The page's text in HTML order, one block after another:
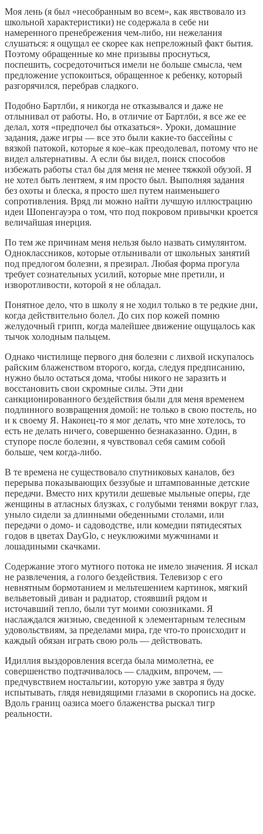
Моя лень (я был «несобранным во всем», как явствовало из
школьной характеристики) не содержала в себе ни
намеренного пренебрежения чем-либо, ни нежелания
слушаться: я ощущал ее скорее как непреложный факт бытия.
Поэтому обращенные ко мне призывы проснуться,
поспешить, сосредоточиться имели не больше смысла, чем
предложение успокоиться, обращенное к ребенку, который
разгорячился, перебрав сладкого.
Подобно Бартлби, я никогда не отказывался и даже не
отлынивал от работы. Но, в отличие от Бартлби, я все же ее
делал, хотя «предпочел бы отказаться». Уроки, домашние
задания, даже игры — все это были какие-то бассейны с
вязкой патокой, которые я кое–как преодолевал, потому что не
видел альтернативы. А если бы видел, поиск способов
избежать работы стал бы для меня не менее тяжкой обузой. Я
не хотел быть лентяем, я им просто был. Выполняя задания
без охоты и блеска, я просто шел путем наименьшего
сопротивления. Вряд ли можно найти лучшую иллюстрацию
идеи Шопенгауэра о том, что под покровом привычки кроется
величайшая инерция.
По тем же причинам меня нельзя было назвать симулянтом.
Одноклассников, которые отлынивали от школьных занятий
под предлогом болезни, я презирал. Любая форма прогула
требует сознательных усилий, которые мне претили, и
изворотливости, которой я не обладал.
Понятное дело, что в школу я не ходил только в те редкие дни,
когда действительно болел. До сих пор кожей помню
желудочный грипп, когда малейшее движение ощущалось как
тычок холодным пальцем.
Однако чистилище первого дня болезни с лихвой искупалось
райским блаженством второго, когда, следуя предписанию,
нужно было остаться дома, чтобы никого не заразить и
восстановить свои скромные силы. Эти дни
санкционированного бездействия были для меня временем
подлинного возвращения домой: не только в свою постель, но
и к своему Я. Наконец-то я мог делать, что мне хотелось, то
есть не делать ничего, совершенно безнаказанно. Один, в
ступоре после болезни, я чувствовал себя самим собой
больше, чем когда-либо.
В те времена не существовало спутниковых каналов, без
перерыва показывающих беззубые и штампованные детские
передачи. Вместо них крутили дешевые мыльные оперы, где
женщины в атласных блузках, с голубыми тенями вокруг глаз,
уныло сидели за длинными обеденными столами, или
передачи о домо- и садоводстве, или комедии пятидесятых
годов в цветах DayGlo, c неуклюжими мужчинами и
лошадиными скaчками.
Содержание этого мутного потока не имело значения. Я искал
не развлечения, а голого бездействия. Телевизор с его
невнятным бормотанием и мельтешением картинок, мягкий
вельветовый диван и радиатор, стоявший рядом и
источавший тепло, были тут моими союзниками. Я
наслаждался жизнью, сведенной к элементарным телесным
удовольствиям, за пределами мира, где что-то происходит и
каждый обязан играть свою роль — действовать.
Идиллия выздоровления всегда была мимолетна, ее
совершенство подтачивалось — сладким, впрочем, —
предчувствием ностальгии, которую уже завтра я буду
испытывать, глядя невидящими глазами в скоропись на доске.
Вдоль границ оазиса моего блаженства рыскал тигр
реальности.